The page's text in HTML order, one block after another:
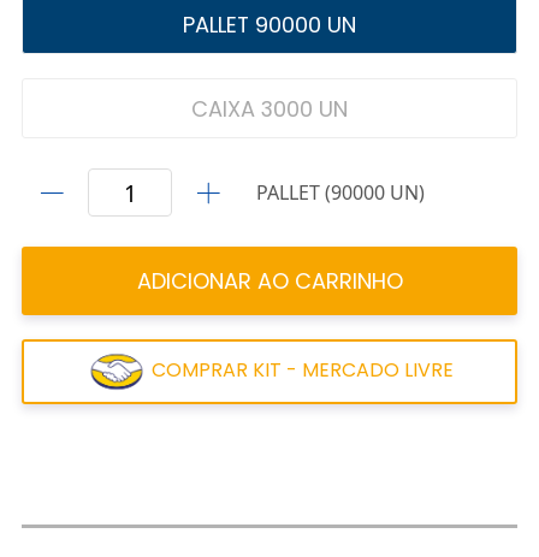
PALLET 90000 UN
CAIXA 3000 UN
PALLET (90000 UN)
ADICIONAR AO CARRINHO
COMPRAR KIT - MERCADO LIVRE